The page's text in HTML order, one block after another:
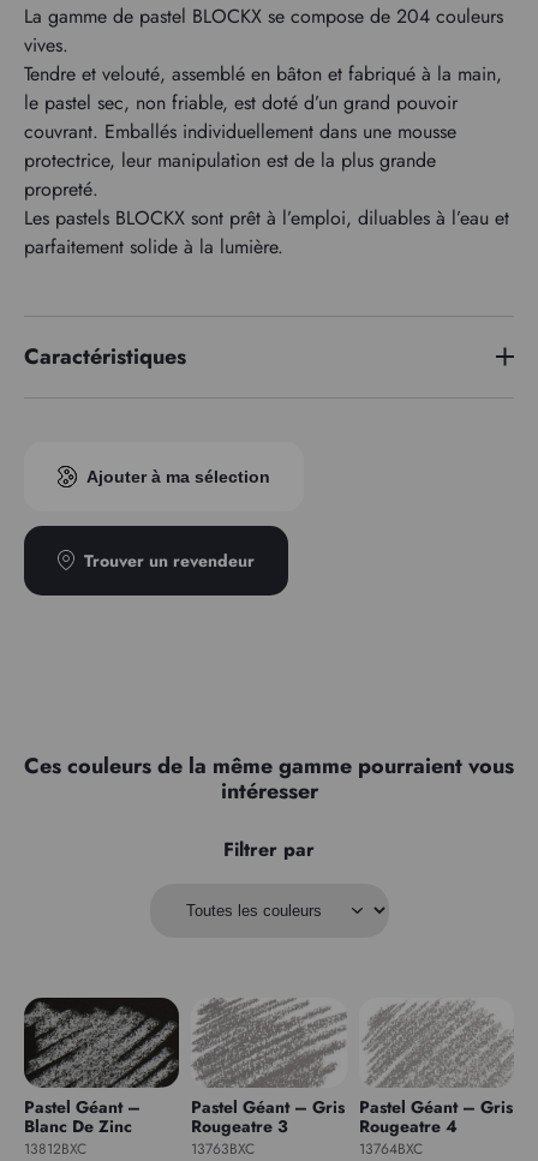
La gamme de pastel BLOCKX se compose de 204 couleurs
vives.
Tendre et velouté, assemblé en bâton et fabriqué à la main,
le pastel sec, non friable, est doté d’un grand pouvoir
couvrant. Emballés individuellement dans une mousse
protectrice, leur manipulation est de la plus grande
propreté.
Les pastels BLOCKX sont prêt à l’emploi, diluables à l’eau et
parfaitement solide à la lumière.
Caractéristiques
Ajouter à ma sélection
Trouver un revendeur
Ces couleurs de la même gamme pourraient vous
intéresser
Filtrer par
Pastel Géant –
Blanc De Zinc
13812BXC
Pastel Géant – Gris
Rougeatre 3
13763BXC
Pastel Géant – Gris
Rougeatre 4
13764BXC